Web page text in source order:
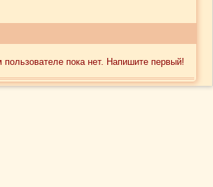
пока нет. Напишите первый!